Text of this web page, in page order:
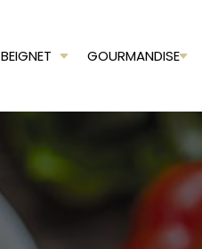
BEIGNET GOURMANDISE